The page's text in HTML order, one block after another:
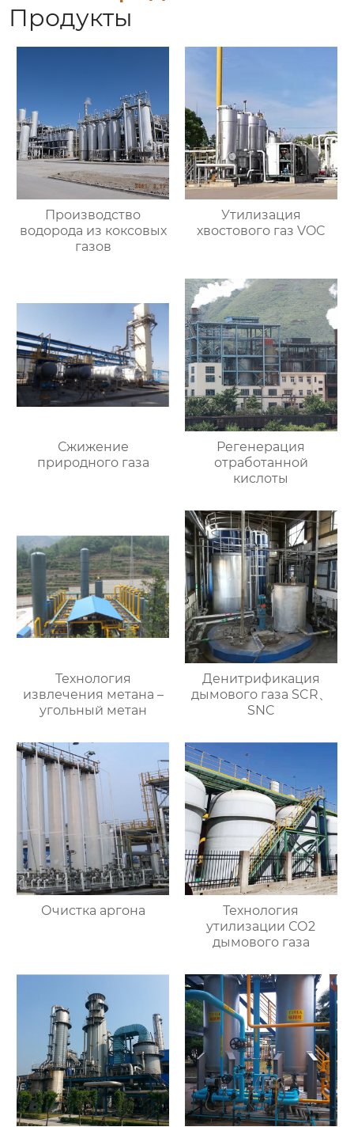
Продукты
Производство
водорода из коксовых
газов
Утилизация
хвостового газ VOC
Сжижение
природного газа
Регенерация
отработанной
кислоты
Технология
извлечения метана –
угольный метан
Денитрификация
дымового газа SCR、
SNC
Очистка аргона
Технология
утилизации СО2
дымового газа